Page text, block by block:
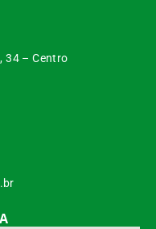
34 – Centro